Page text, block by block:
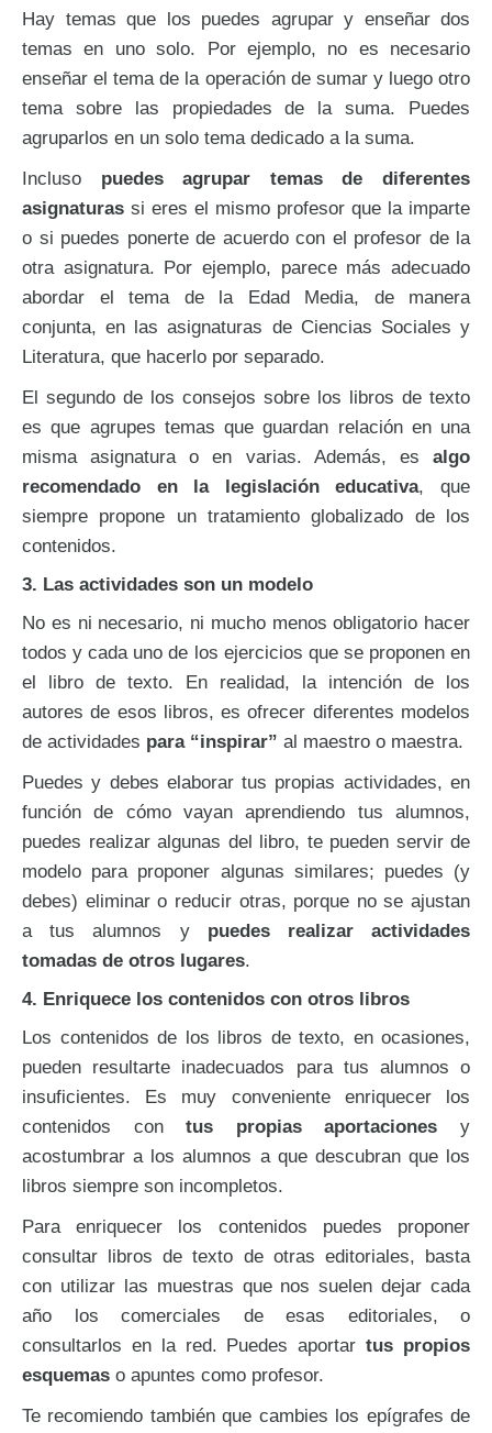
Hay temas que los puedes agrupar y enseñar dos
temas en uno solo. Por ejemplo, no es necesario
enseñar el tema de la operación de sumar y luego otro
tema sobre las propiedades de la suma. Puedes
agruparlos en un solo tema dedicado a la suma.
Incluso puedes agrupar temas de diferentes
asignaturas si eres el mismo profesor que la imparte
o si puedes ponerte de acuerdo con el profesor de la
otra asignatura. Por ejemplo, parece más adecuado
abordar el tema de la Edad Media, de manera
conjunta, en las asignaturas de Ciencias Sociales y
Literatura, que hacerlo por separado.
El segundo de los consejos sobre los libros de texto
es que agrupes temas que guardan relación en una
misma asignatura o en varias. Además, es algo
recomendado en la legislación educativa, que
siempre propone un tratamiento globalizado de los
contenidos.
3. Las actividades son un modelo
No es ni necesario, ni mucho menos obligatorio hacer
todos y cada uno de los ejercicios que se proponen en
el libro de texto. En realidad, la intención de los
autores de esos libros, es ofrecer diferentes modelos
de actividades para “inspirar” al maestro o maestra.
Puedes y debes elaborar tus propias actividades, en
función de cómo vayan aprendiendo tus alumnos,
puedes realizar algunas del libro, te pueden servir de
modelo para proponer algunas similares; puedes (y
debes) eliminar o reducir otras, porque no se ajustan
a tus alumnos y puedes realizar actividades
tomadas de otros lugares.
4. Enriquece los contenidos con otros libros
Los contenidos de los libros de texto, en ocasiones,
pueden resultarte inadecuados para tus alumnos o
insuficientes. Es muy conveniente enriquecer los
contenidos contus propias aportaciones y
acostumbrar a los alumnos a que descubran que los
libros siempre son incompletos.
Para enriquecer los contenidos puedes proponer
consultar libros de texto de otras editoriales, basta
con utilizar las muestras que nos suelen dejar cada
año los comerciales de esas editoriales, o
consultarlos en la red. Puedes aportartus propios
esquemas o apuntes como profesor.
Te recomiendo también que cambies los epígrafes de